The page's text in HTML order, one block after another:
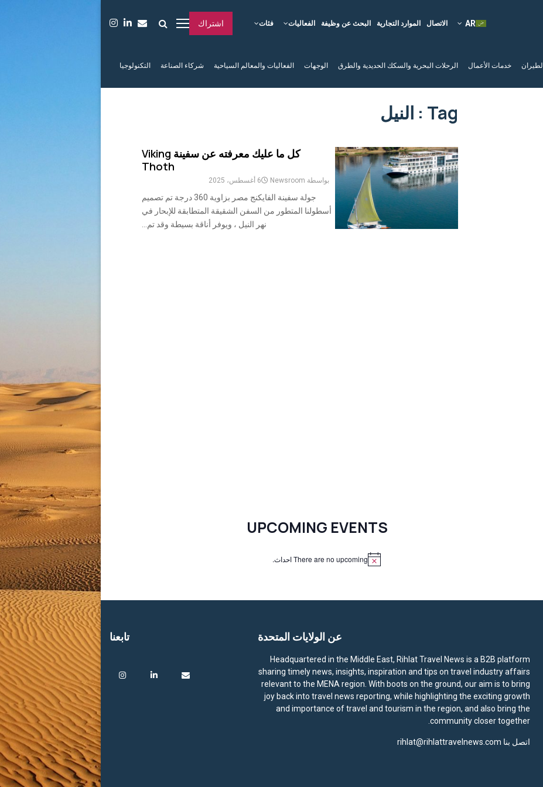
فئات الفعاليات البحث عن وظيفة الموارد التجارية الاتصال اشتراك
الطيران خدمات الأعمال الرحلات البحرية والسكك الحديدية والطرق الوجهات الفعاليات والمعالم السياحية شركاء الصناعة التكنولوجيا
Tag : النيل
كل ما عليك معرفته عن سفينة Viking
Thoth
بواسطة Newsroom 6 أغسطس، 2025
جولة سفينة الفايكنج مصر بزاوية 360 درجة تم تصميم
أسطولنا المتطور من السفن الشقيقة المتطابقة للإبحار في
نهر النيل ، ويوفر أناقة بسيطة وقد تم...
UPCOMING EVENTS
c
There are no upcoming احداث.
عن الولايات المتحدة
Headquartered in the Middle East, Rihlat Travel News is a B2B platform
sharing timely news, insights, inspiration and tips on travel industry affairs
relevant to the MENA region. With boots on the ground, our aim is to bring
joy back into travel news reporting, while highlighting the exciting growth
and importance of travel and tourism in the region, and also bring the
community closer together.
اتصل بنا rihlat@rihlattravelnews.com
تابعنا